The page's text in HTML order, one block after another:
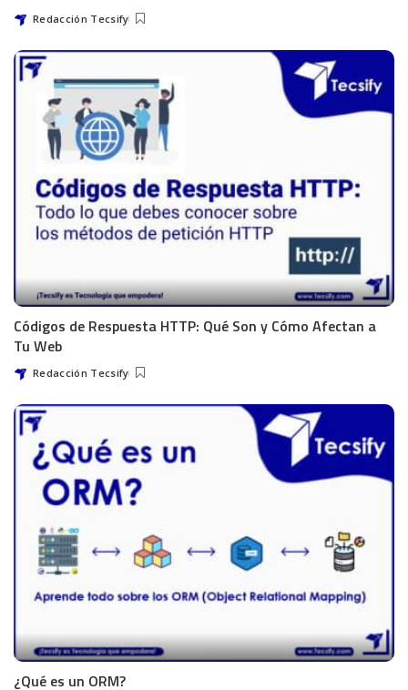
Redacción Tecsify
Códigos de Respuesta HTTP: Qué Son y Cómo Afectan a
Tu Web
Redacción Tecsify
¿Qué es un ORM?